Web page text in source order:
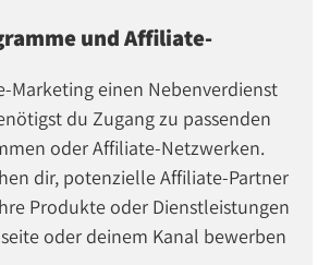
und Affiliate-
Marketing einen Nebenverdienst
du Zugang zu passenden
oder Affiliate-Netzwerken.
dir, potenzielle Affiliate-Partner
Produkte oder Dienstleistungen
oder deinem Kanal bewerben